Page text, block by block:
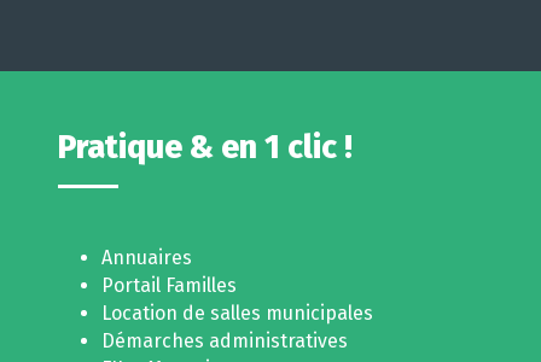
Pratique & en 1 clic !
Annuaires
Portail Familles
Location de salles municipales
Démarches administratives